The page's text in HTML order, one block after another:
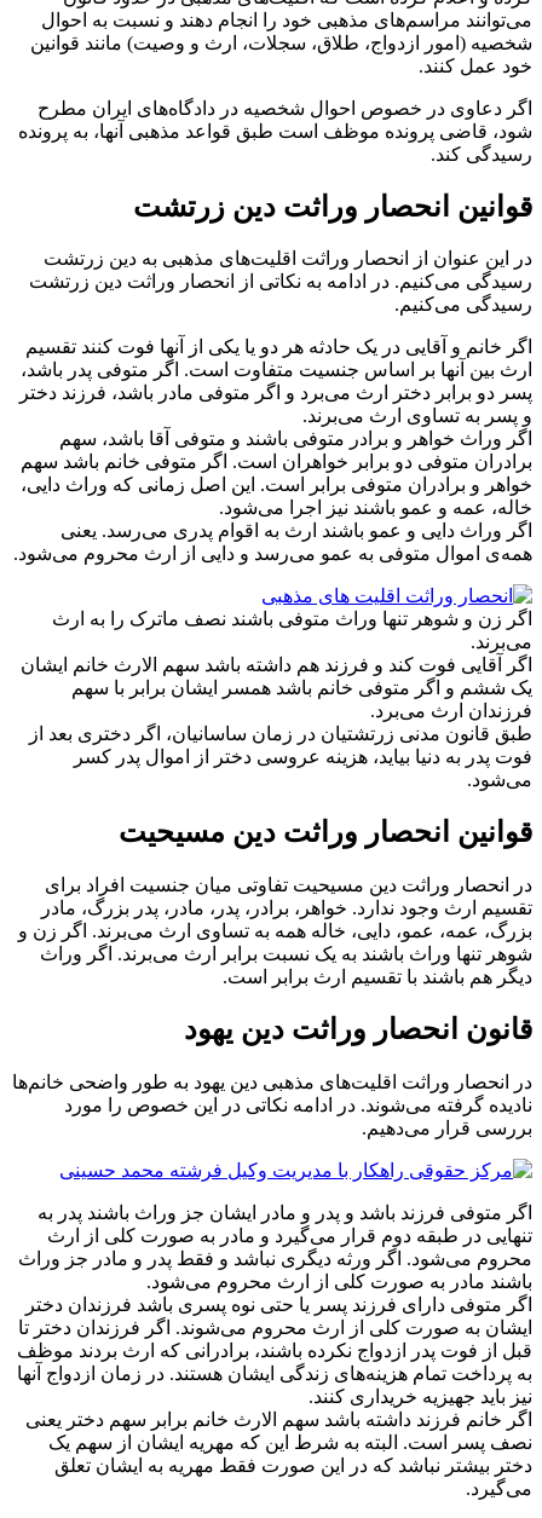
می‌توانند مراسم‌های مذهبی خود را انجام دهند و نسبت به احوال
شخصیه (امور ازدواج، طلاق، سجلات، ارث و وصیت) مانند قوانین
خود عمل کنند.
اگر دعاوی در خصوص احوال شخصیه در دادگاه‌های ایران مطرح
شود، قاضی پرونده موظف است طبق قواعد مذهبی آنها، به پرونده
رسیدگی کند.
قوانین انحصار وراثت دین زرتشت
در این عنوان از انحصار وراثت اقلیت‌های مذهبی به دین زرتشت
رسیدگی می‌کنیم. در ادامه به نکاتی از انحصار وراثت دین زرتشت
رسیدگی می‌کنیم.
اگر خانم و آقایی در یک حادثه هر دو یا یکی از آنها فوت کنند تقسیم
ارث بین آنها بر اساس جنسیت متفاوت است. اگر متوفی پدر باشد،
پسر دو برابر دختر ارث می‌برد و اگر متوفی مادر باشد، فرزند دختر
و پسر به تساوی ارث می‌برند.
اگر وراث خواهر و برادر متوفی باشند و متوفی آقا باشد، سهم
برادران متوفی دو برابر خواهران است. اگر متوفی خانم باشد سهم
خواهر و برادران متوفی برابر است. این اصل زمانی که وراث دایی،
خاله، عمه و عمو باشند نیز اجرا می‌شود.
اگر وراث دایی و عمو باشند ارث به اقوام پدری می‌رسد. یعنی
همه‌ی اموال متوفی به عمو می‌رسد و دایی از ارث محروم می‌شود.
اگر زن و شوهر تنها وراث متوفی باشند نصف ماترک را به ارث
می‌برند.
اگر آقایی فوت کند و فرزند هم داشته باشد سهم الارث خانم ایشان
یک ششم و اگر متوفی خانم باشد همسر ایشان برابر با سهم
فرزندان ارث می‌برد.
طبق قانون مدنی زرتشتیان در زمان ساسانیان، اگر دختری بعد از
فوت پدر به دنیا بیاید، هزینه عروسی دختر از اموال پدر کسر
می‌شود.
قوانین انحصار وراثت دین مسیحیت
در انحصار وراثت دین مسیحیت تفاوتی میان جنسیت افراد برای
تقسیم ارث وجود ندارد. خواهر، برادر، پدر، مادر، پدر بزرگ، مادر
بزرگ، عمه، عمو، دایی، خاله همه به تساوی ارث می‌برند. اگر زن و
شوهر تنها وراث باشند به یک نسبت برابر ارث می‌برند. اگر وراث
دیگر هم باشند با تقسیم ارث برابر است.
قانون انحصار وراثت دین یهود
در انحصار وراثت اقلیت‌های مذهبی دین یهود به طور واضحی خانم‌ها
نادیده گرفته می‌شوند. در ادامه نکاتی در این خصوص را مورد
بررسی قرار می‌دهیم.
اگر متوفی فرزند باشد و پدر و مادر ایشان جز وراث باشند پدر به
تنهایی در طبقه دوم قرار می‌گیرد و مادر به صورت کلی از ارث
محروم می‌شود. اگر ورثه دیگری نباشد و فقط پدر و مادر جز وراث
باشند مادر به صورت کلی از ارث محروم می‌شود.
اگر متوفی دارای فرزند پسر یا حتی نوه پسری باشد فرزندان دختر
ایشان به صورت کلی از ارث محروم می‌شوند. اگر فرزندان دختر تا
قبل از فوت پدر ازدواج نکرده باشند، برادرانی که ارث بردند موظف
به پرداخت تمام هزینه‌های زندگی ایشان هستند. در زمان ازدواج آنها
نیز باید جهیزیه خریداری کنند.
اگر خانم فرزند داشته باشد سهم الارث خانم برابر سهم دختر یعنی
نصف پسر است. البته به شرط این که مهریه ایشان از سهم یک
دختر بیشتر نباشد که در این صورت فقط مهریه به ایشان تعلق
می‌گیرد.